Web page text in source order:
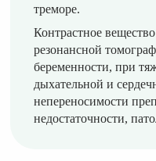
треморе.
Контрастное
резонансной
беременности, при
дыхательной и
непереносимости
недостаточности,